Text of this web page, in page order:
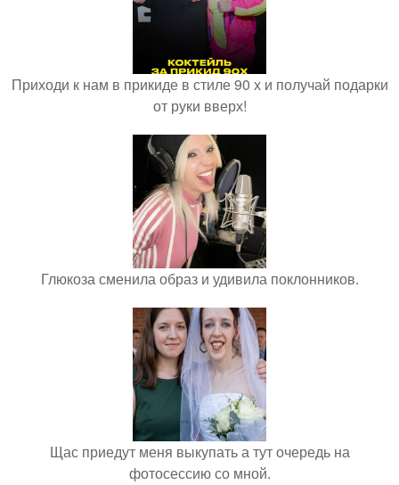
Приходи к нам в прикиде в стиле 90 х и получай подарки
от руки вверх!
Глюкоза сменила образ и удивила поклонников.
Щас приедут меня выкупать а тут очередь на
фотосессию со мной.